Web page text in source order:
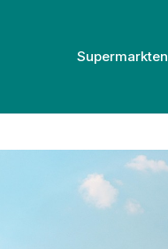
Supermarkten